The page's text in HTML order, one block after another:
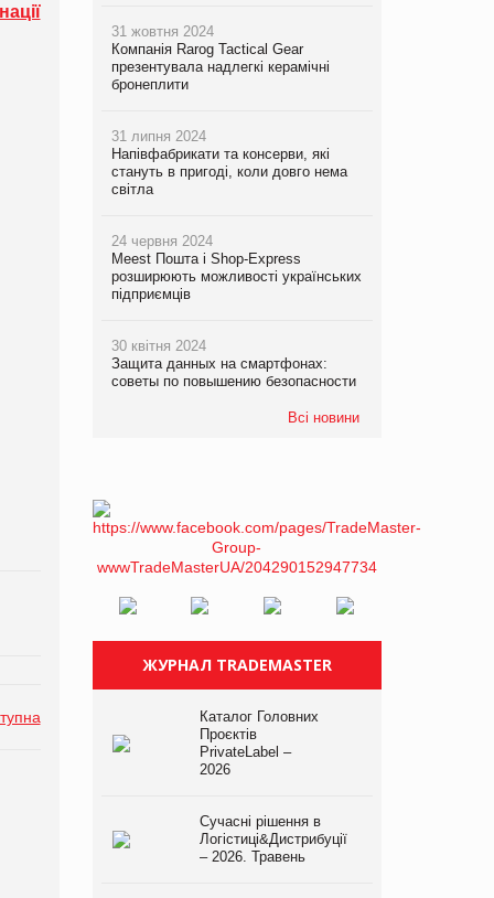
31 жовтня 2024
Компанія Rarog Tactical Gear
презентувала надлегкі керамічні
бронеплити
31 липня 2024
Напівфабрикати та консерви, які
стануть в пригоді, коли довго нема
світла
24 червня 2024
Meest Пошта і Shop-Express
розширюють можливості українських
підприємців
30 квітня 2024
Защита данных на смартфонах:
советы по повышению безопасности
Всі новини
ЖУРНАЛ TRADEMASTER
Каталог Головних
Проєктів
PrivateLabel –
2026
Сучасні рішення в
Логістиці&Дистрибуції
– 2026. Травень